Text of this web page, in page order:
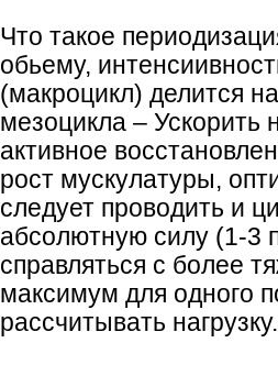
Что такое
обьему,
(макроцикл) делится
мезоцикла –
активное
рост мускулатуры,
следует проводить и
абсолютную силу (1-3
справляться с более
максимум для одного
рассчитывать нагрузку.